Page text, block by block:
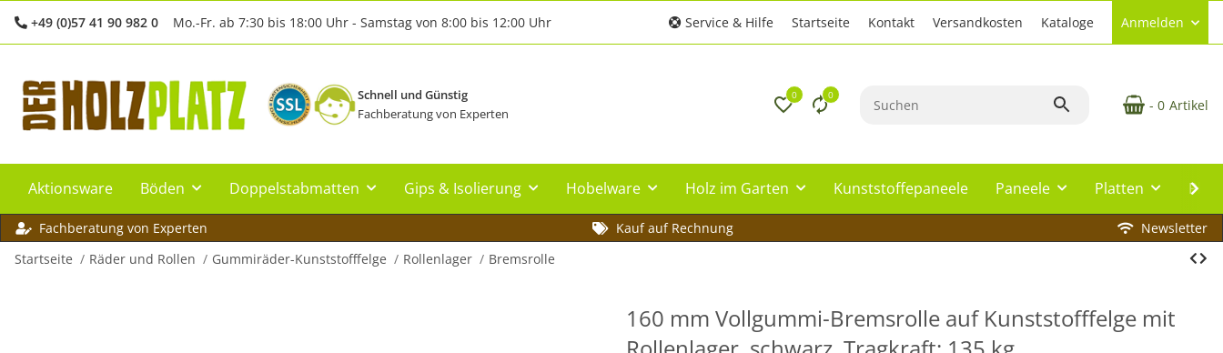
+49 (0)57 41 90 982 0 Mo.-Fr. ab 7:30 bis 18:00 Uhr - Samstag von 8:00 bis 12:00 Uhr Service & Hilfe Startseite Kontakt Versandkosten Kataloge Anmelden
Schnell und Günstig
Fachberatung von Experten
0 0
- 0 Artikel
Aktionsware Böden Doppelstabmatten Gips & Isolierung Hobelware Holz im Garten Kunststoffepaneele Paneele Platten
Fachberatung von Experten Kauf auf Rechnung
Newsletter
Startseite
Räder und Rollen Gummiräder-Kunststofffelge Rollenlager Bremsrolle
160 mm Vollgummi-Bremsrolle auf Kunststofffelge mit